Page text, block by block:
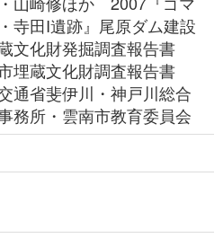
寺田I遺跡』尾原ダム建設
文化財発掘調査報告書
埋蔵文化財調査報告書
通省斐伊川・神戸川総合
務所・雲南市教育委員会